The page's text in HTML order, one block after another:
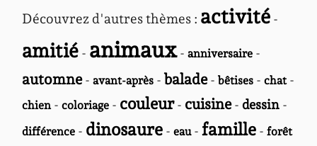
Découvrez d'autres thèmes : activité -
amitié - animaux- anniversaire -
automne- avant-après - balade- bêtises - chat-
chien- coloriage - couleur- cuisine- dessin -
différence - dinosaure - eau- famille - forêt